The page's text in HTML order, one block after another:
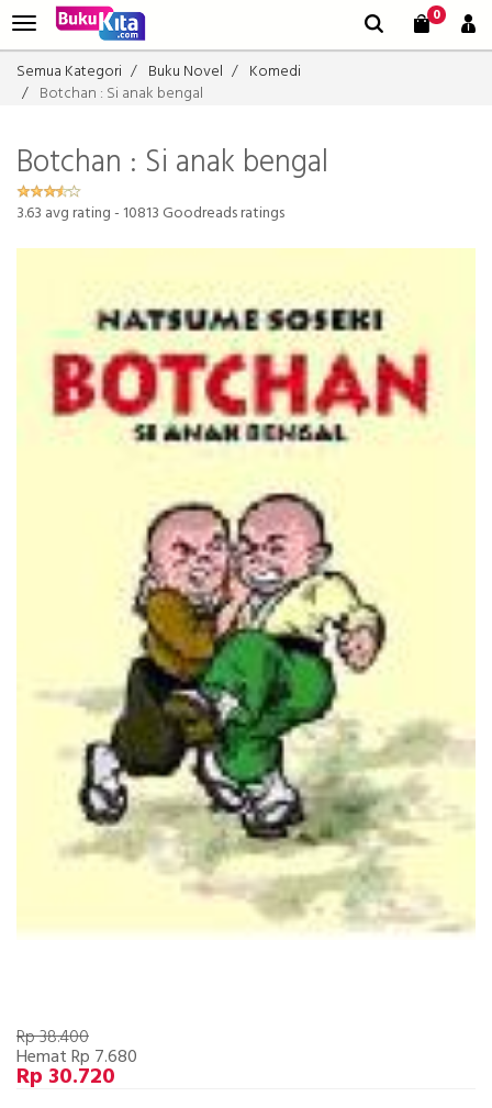
0
Semua Kategori Buku Novel
Komedi
Botchan : Si anak bengal
Botchan : Si anak bengal
3.63 avg rating - 10813 Goodreads ratings
Rp 38.400
Hemat Rp 7.680
Rp 30.720